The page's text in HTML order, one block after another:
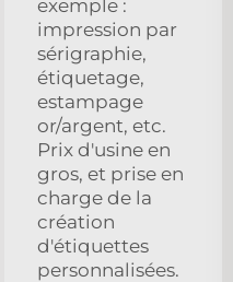
exemple :
impression par
sérigraphie,
étiquetage,
estampage
or/argent, etc.
Prix d'usine en
gros, et prise en
charge de la
création
d'étiquettes
personnalisées.